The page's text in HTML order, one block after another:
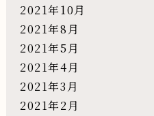
2021年10月
2021年8月
2021年5月
2021年4月
2021年3月
2021年2月